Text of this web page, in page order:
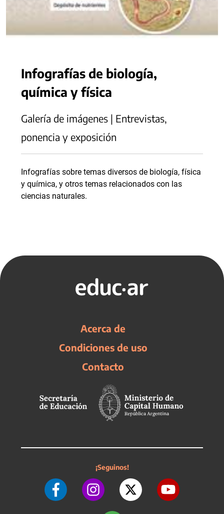
Infografías de biología,
química y física
Galería de imágenes | Entrevistas,
ponencia y exposición
Infografías sobre temas diversos de biología, física
y química, y otros temas relacionados con las
ciencias naturales.
Acerca de
Condiciones de uso
Contacto
¡Seguinos!